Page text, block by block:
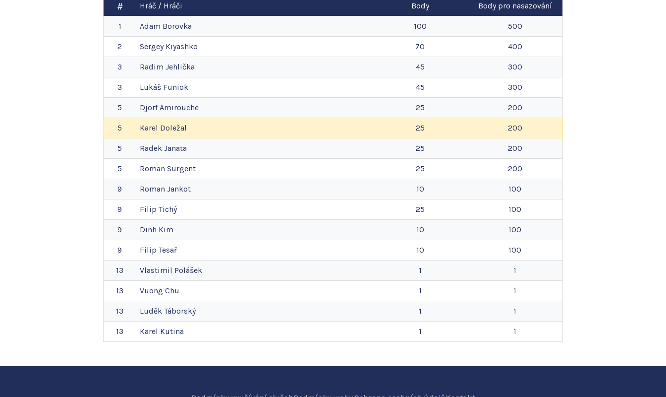
Hráč / Hráči Body Body pro nasazování
1 Adam Borovka 100 500
2 Sergey Kiyashko 70 400
3 Radim Jehlička 45 300
3 Lukáš Funiok 45 300
5 Djorf Amirouche 25 200
5 Karel Doležal 25 200
5 Radek Janata 25 200
5 Roman Surgent 25 200
9 Roman Jankot 10 100
9 Filip Tichý 25 100
9 Dinh Kim 10 100
9 Filip Tesař 10 100
13 Vlastimil Polášek 1 1
13 Vuong Chu 1 1
13 Luděk Táborský 1 1
13 Karel Kutina 1 1